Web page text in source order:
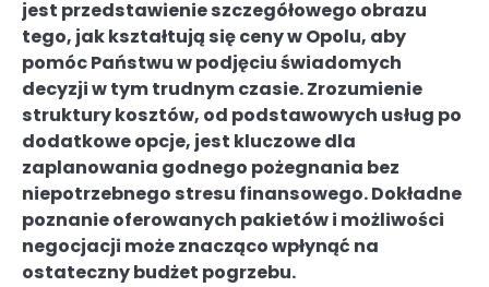
jest przedstawienie szczegółowego obrazu
tego, jak kształtują się ceny w Opolu, aby
pomóc Państwu w podjęciu świadomych
decyzji w tym trudnym czasie. Zrozumienie
struktury kosztów, od podstawowych usług po
dodatkowe opcje, jest kluczowe dla
zaplanowania godnego pożegnania bez
niepotrzebnego stresu finansowego. Dokładne
poznanie oferowanych pakietów i możliwości
negocjacji może znacząco wpłynąć na
ostateczny budżet pogrzebu.